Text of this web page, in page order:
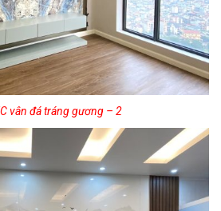
vân đá tráng gương – 2